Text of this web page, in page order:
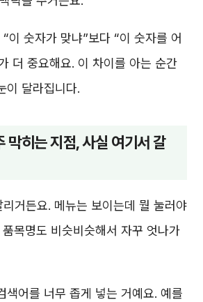
이 숫자가 맞냐”보다 “이 숫자를 어
더 중요해요. 이 차이를 아는 순간
이 달라집니다.
막히는 지점, 사실 여기서 갈
거든요. 메뉴는 보이는데 뭘 눌러야
목명도 비슷비슷해서 자꾸 엇나가
색어를 너무 좁게 넣는 거예요. 예를